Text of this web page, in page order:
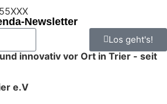
Newsletter
Los geht's!
innovativ vor Ort in Trier - seit
e.V